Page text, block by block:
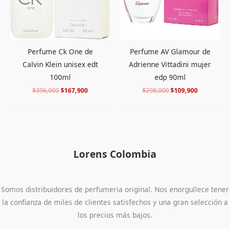
Perfume Ck One de
Calvin Klein unisex edt
100ml
$396,000$167,900
Perfume AV Glamour de
Adrienne Vittadini mujer
edp 90ml
$298,000$109,900
Lorens Colombia
Somos distribuidores de perfumeria original. Nos enorgullece tener
la confianza de miles de clientes satisfechos y una gran selección a
los precios más bajos.